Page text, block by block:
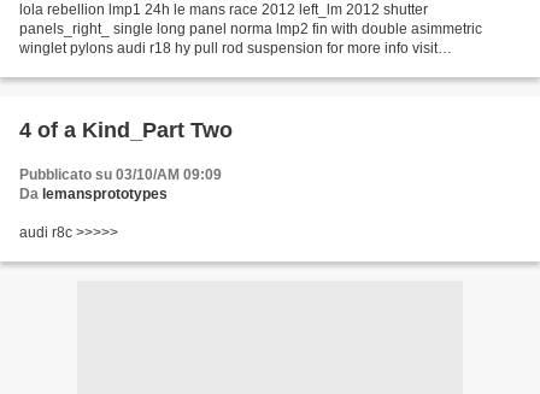
lola rebellion lmp1 24h le mans race 2012 left_lm 2012 shutter
panels_right_ single long panel norma lmp2 fin with double asimmetric
winglet pylons audi r18 hy pull rod suspension for more info visit
4 of a Kind_Part Two
Pubblicato su 03/10/AM 09:09
Da lemansprototypes
audi r8c >>>>>